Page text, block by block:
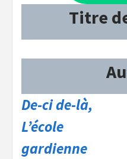
Titre
De-ci de-là,
L’école
gardienne